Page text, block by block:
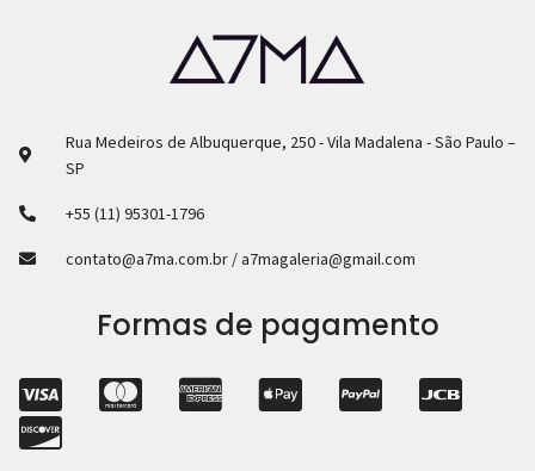
Rua Medeiros de Albuquerque, 250 - Vila Madalena - São Paulo –
SP
+55 (11) 95301-1796
contato@a7ma.com.br / a7magaleria@gmail.com
Formas de pagamento